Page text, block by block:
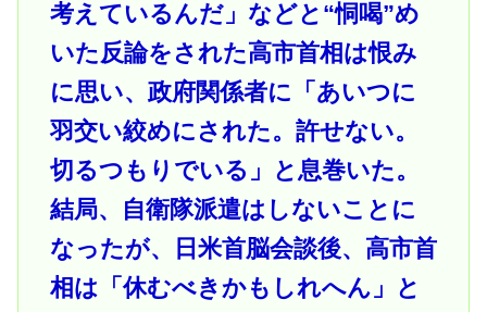
考えているんだ」などと“恫喝”め
いた反論をされた高市首相は恨み
に思い、政府関係者に「あいつに
羽交い絞めにされた。許せない。
切るつもりでいる」と息巻いた。
結局、自衛隊派遣はしないことに
なったが、日米首脳会談後、高市首
相は「休むべきかもしれへん」と